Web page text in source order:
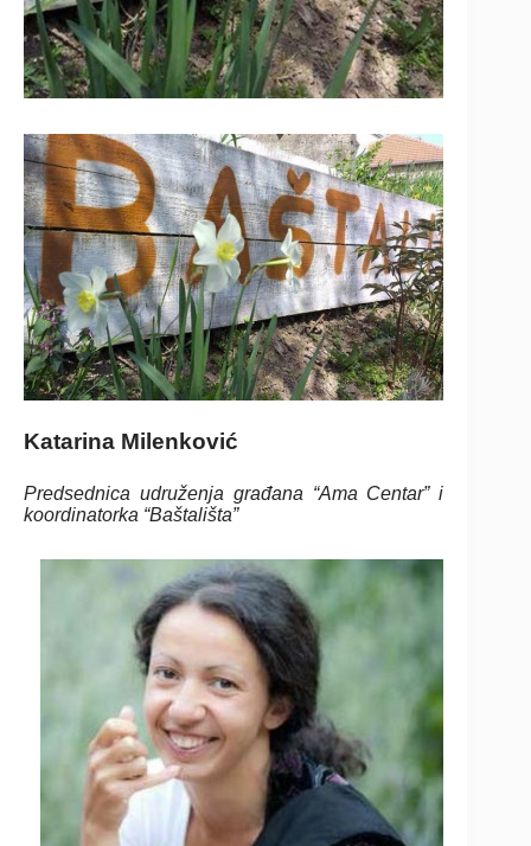
Katarina Milenković
Predsednica udruženja građana “Ama Centar” i
koordinatorka “Baštališta”